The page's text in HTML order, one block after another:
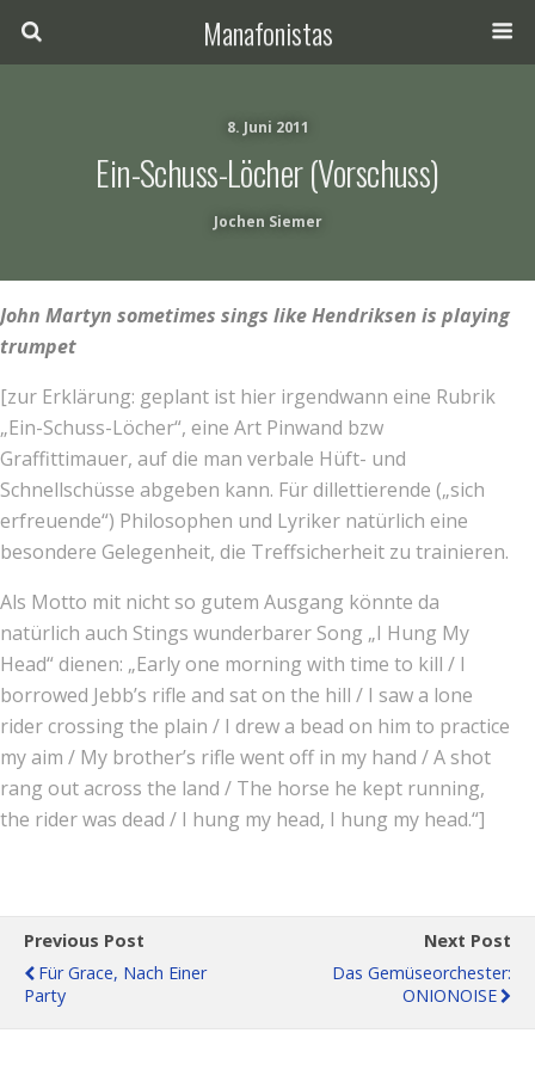
Manafonistas
8. Juni 2011
Ein-Schuss-Löcher (Vorschuss)
Jochen Siemer
John Martyn sometimes sings like Hendriksen is playing
trumpet
[zur Erklärung: geplant ist hier irgendwann eine Rubrik
„Ein-Schuss-Löcher“, eine Art Pinwand bzw
Graffittimauer, auf die man verbale Hüft- und
Schnellschüsse abgeben kann. Für dillettierende („sich
erfreuende“) Philosophen und Lyriker natürlich eine
besondere Gelegenheit, die Treffsicherheit zu trainieren.
Als Motto mit nicht so gutem Ausgang könnte da
natürlich auch Stings wunderbarer Song „I Hung My
Head“ dienen: „Early one morning with time to kill / I
borrowed Jebb’s rifle and sat on the hill / I saw a lone
rider crossing the plain / I drew a bead on him to practice
my aim / My brother’s rifle went off in my hand / A shot
rang out across the land / The horse he kept running,
the rider was dead / I hung my head, I hung my head.“]
Previous Post
Für Grace, Nach Einer
Party
Next Post
Das Gemüseorchester:
ONIONOISE